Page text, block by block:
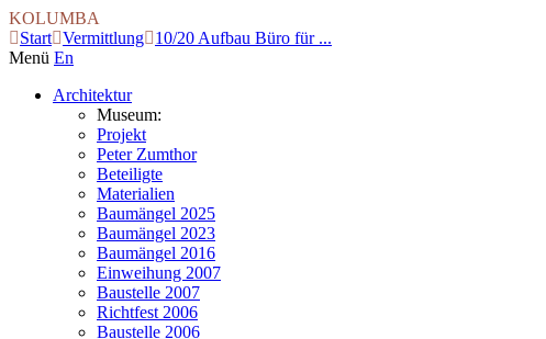
KOLUMBA
Start Vermittlung
10/20 Aufbau Büro für ...
Menü En
Architektur
Museum:
Projekt
Peter Zumthor
Beteiligte
Materialien
Baumängel 2025
Baumängel 2023
Baumängel 2016
Einweihung 2007
Baustelle 2007
Richtfest 2006
Baustelle 2006